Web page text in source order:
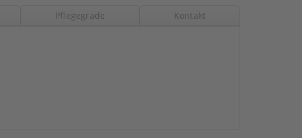
Pflegegrade Kontakt